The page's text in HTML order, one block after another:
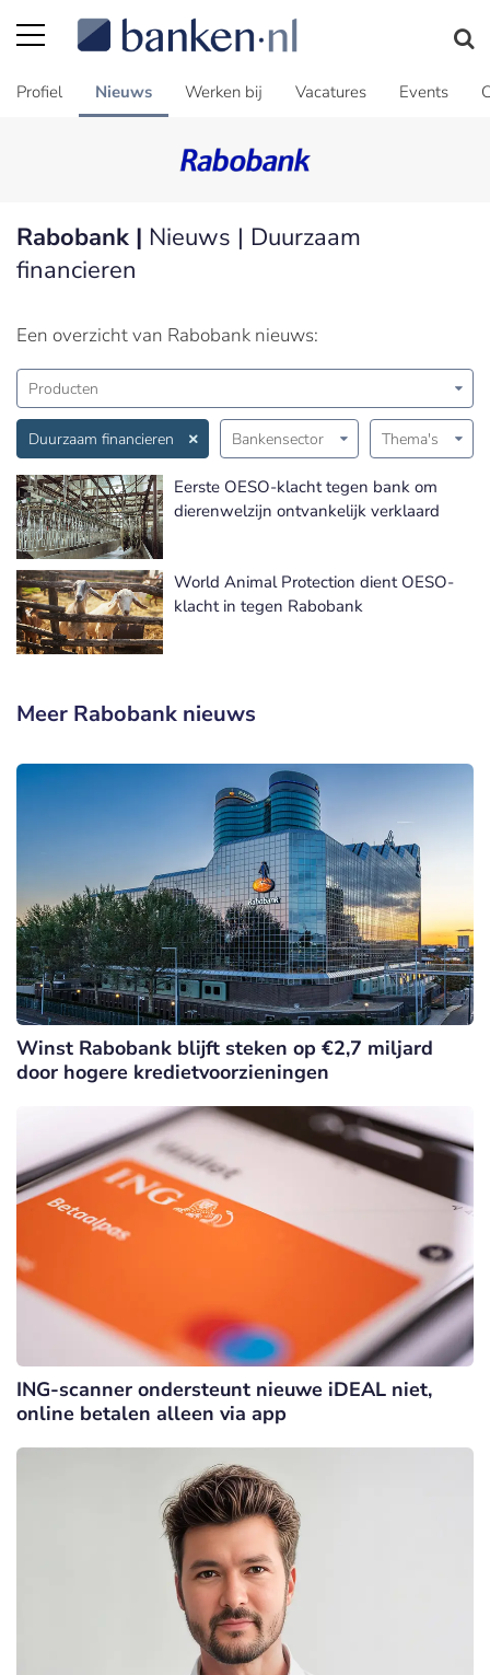
Profiel Nieuws Werken bij Vacatures Events
Rabobank | Nieuws | Duurzaam
financieren
Een overzicht van Rabobank nieuws:
Producten
Duurzaam financieren Bankensector Thema's
Eerste OESO-klacht tegen bank om
dierenwelzijn ontvankelijk verklaard
World Animal Protection dient OESO-
klacht in tegen Rabobank
Meer Rabobank nieuws
Winst Rabobank blijft steken op €2,7 miljard
door hogere kredietvoorzieningen
ING-scanner ondersteunt nieuwe iDEAL niet,
online betalen alleen via app